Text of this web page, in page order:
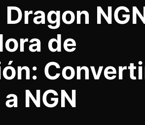
de
NGN